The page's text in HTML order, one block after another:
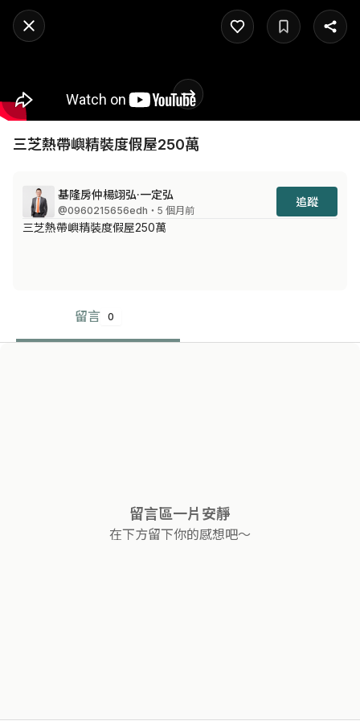
三芝熱帶嶼精裝度假屋250萬
基隆房仲楊翊弘·一定弘
@0960215656edh ・5 個月前
追蹤
三芝熱帶嶼精裝度假屋250萬
留言 0
留言區一片安靜
在下方留下你的感想吧～